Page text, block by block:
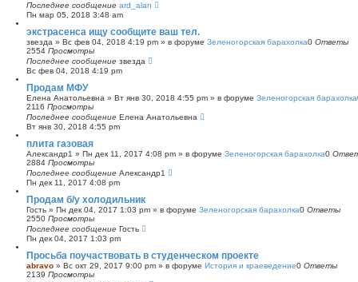
Последнее сообщение ard_alan
Пн мар 05, 2018 3:48 am
экстрасенса ищу сообщите ваш тел.
звезда » Вс фев 04, 2018 4:19 pm » в форуме Зеленогорская барахолка0 Ответы
2554 Просмотры
Последнее сообщение звезда
Вс фев 04, 2018 4:19 pm
Продам МФУ
Елена Анатольевна » Вт янв 30, 2018 4:55 pm » в форуме Зеленогорская барахолка
2116 Просмотры
Последнее сообщение Елена Анатольевна
Вт янв 30, 2018 4:55 pm
плита газовая
Александр1 » Пн дек 11, 2017 4:08 pm » в форуме Зеленогорская барахолка0
2884 Просмотры
Последнее сообщение Александр1
Пн дек 11, 2017 4:08 pm
Продам б/у холодильник
Гость » Пн дек 04, 2017 1:03 pm » в форуме Зеленогорская барахолка0 Ответы
2550 Просмотры
Последнее сообщение Гость
Пн дек 04, 2017 1:03 pm
Просьба поучаствовать в студенческом проекте
abravo » Вс окт 29, 2017 9:00 pm » в форуме История и краеведение0 Ответы
2139 Просмотры